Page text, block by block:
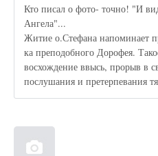
Кто писал о фото- точно! "И
Ангела"...
Житие о.Стефана напоминает
ка пре­по­доб­но­го До­ро­фея.
восхождение ввысь, прорыв в
послушания и претерпевания